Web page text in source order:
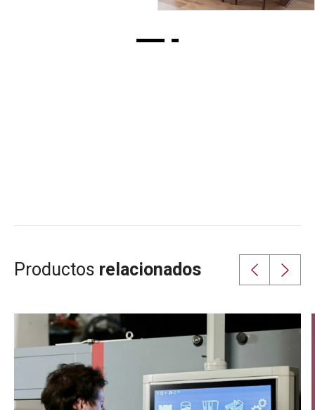
Productos relacionados